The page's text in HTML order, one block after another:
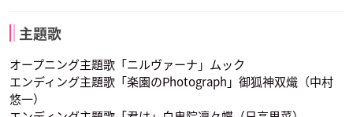
主題歌
オープニング主題歌「ニルヴァーナ」ムック
エンディング主題歌「楽園のPhotograph」御狐神双熾（中村
悠一）